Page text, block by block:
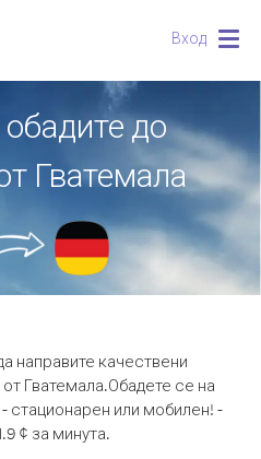
Вход
до
Гватемала
направите качествени
Гватемала.Обадете се на
стационарен или мобилен! -
¢ за минута.